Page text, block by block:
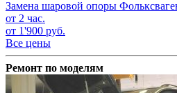
Замена шаровой опоры
от 2 час.
от 1'900 руб.
Все цены
Ремонт по моделям